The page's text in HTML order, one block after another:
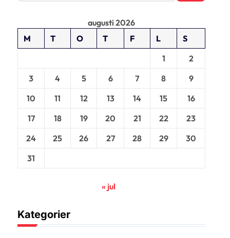
e
augusti 2026
M
T O T F L
S
1
2
3
4 5 6 7 8
9
10
11 12 13 14 15
16
17
18 19 20 21 22
23
24
25 26 27 28 29
30
31
« jul
Kategorier